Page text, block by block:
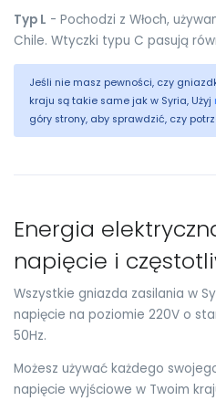
Typ L - Pochodzi z Włoch,
Chile. Wtyczki typu C pasują
Jeśli nie masz pewności, czy
kraju są takie same jak w Syria, Użyj
góry strony, aby sprawdzić, czy
Energia
napięcie i
Wszystkie gniazda zasilania w
napięcie na poziomie 220V o
50Hz.
Możesz używać każdego
napięcie wyjściowe w Twoim